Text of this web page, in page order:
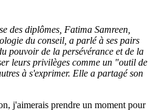
des diplômes, Fatima Samreen,
du conseil, a parlé à ses pairs
pouvoir de la persévérance et de la
leurs privilèges comme un "outil de
à s'exprimer. Elle a partagé son
j'aimerais prendre un moment pour